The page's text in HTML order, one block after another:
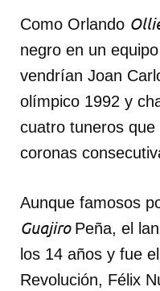
Como Orlando
negro en un
vendrían Joan
olímpico 1992 y
cuatro tuneros
coronas
Aunque famosos
Guajiro Peña, el
los 14 años y fue
Revolución, Félix